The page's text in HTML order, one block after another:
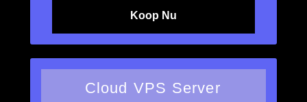
Koop Nu
Cloud VPS Server